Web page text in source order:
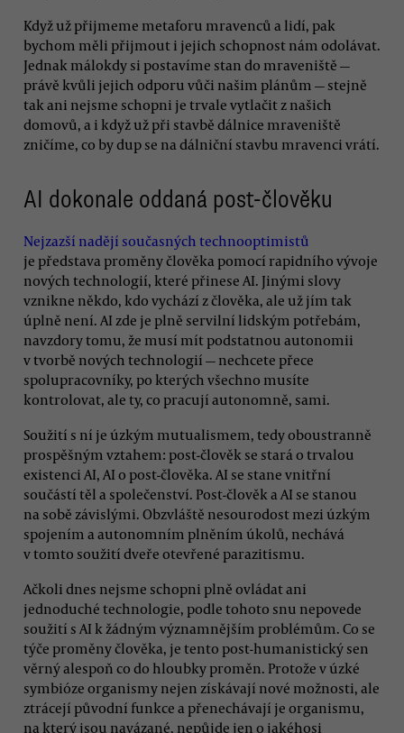
Když už přijmeme metaforu mravenců a lidí, pak
bychom měli přijmout i jejich schopnost nám odolávat.
Jednak málokdy si postavíme stan do mraveniště —
právě kvůli jejich odporu vůči našim plánům — stejně
tak ani nejsme schopni je trvale vytlačit z našich
domovů, a i když už při stavbě dálnice mraveniště
zničíme, co by dup se na dálniční stavbu mravenci vrátí.
AI dokonale oddaná post-člověku
Nejzazší nadějí současných technooptimistů
je představa proměny člověka pomocí rapidního vývoje
nových technologií, které přinese AI. Jinými slovy
vznikne někdo, kdo vychází z člověka, ale už jím tak
úplně není. AI zde je plně servilní lidským potřebám,
navzdory tomu, že musí mít podstatnou autonomii
v tvorbě nových technologií — nechcete přece
spolupracovníky, po kterých všechno musíte
kontrolovat, ale ty, co pracují autonomně, sami.
Soužití s ní je úzkým mutualismem, tedy oboustranně
prospěšným vztahem: post-člověk se stará o trvalou
existenci AI, AI o post-člověka. AI se stane vnitřní
součástí těl a společenství. Post-člověk a AI se stanou
na sobě závislými. Obzvláště nesourodost mezi úzkým
spojením a autonomním plněním úkolů, nechává
v tomto soužití dveře otevřené parazitismu.
Ačkoli dnes nejsme schopni plně ovládat ani
jednoduché technologie, podle tohoto snu nepovede
soužití s AI k žádným významnějším problémům. Co se
týče proměny člověka, je tento post-humanistický sen
věrný alespoň co do hloubky proměn. Protože v úzké
symbióze organismy nejen získávají nové možnosti, ale
ztrácejí původní funkce a přenechávají je organismu,
na který jsou navázané, nepůjde jen o jakéhosi